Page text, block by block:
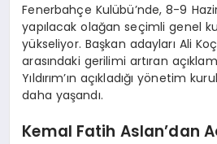
Fenerbahçe Kulübü’nde, 8-9
yapılacak olağan seçimli genel
yükseliyor. Başkan adayları Ali Koç
arasındaki gerilimi artıran
Yıldırım’ın açıkladığı yönetim
daha yaşandı.
Kemal Fatih Aslan’dan